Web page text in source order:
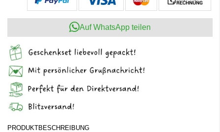
Auf WhatsApp teilen
PRODUKTBESCHREIBUNG